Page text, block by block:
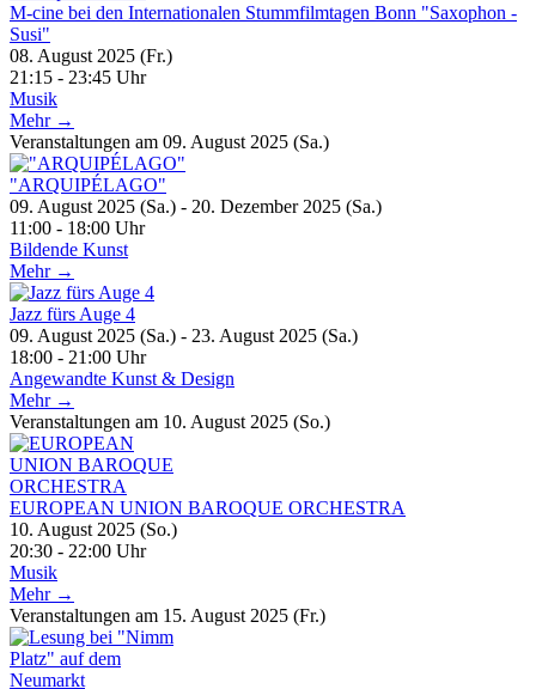
M-cine bei den Internationalen Stummfilmtagen Bonn "Saxophon -
Susi"
08. August 2025 (Fr.)
21:15 - 23:45 Uhr
Musik
Mehr →
Veranstaltungen am 09. August 2025 (Sa.)
"ARQUIPÉLAGO"
09. August 2025 (Sa.) - 20. Dezember 2025 (Sa.)
11:00 - 18:00 Uhr
Bildende Kunst
Mehr →
Jazz fürs Auge 4
09. August 2025 (Sa.) - 23. August 2025 (Sa.)
18:00 - 21:00 Uhr
Angewandte Kunst & Design
Mehr →
Veranstaltungen am 10. August 2025 (So.)
EUROPEAN UNION BAROQUE ORCHESTRA
10. August 2025 (So.)
20:30 - 22:00 Uhr
Musik
Mehr →
Veranstaltungen am 15. August 2025 (Fr.)